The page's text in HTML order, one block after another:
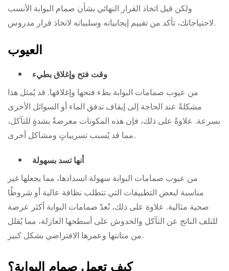
ولكن قبل اتخاذ القرار النهائي بشأن صمام البوابة الأنسب
لاحتياجاتك، تأكد من تقييم إيجابياته وسلبياته لاتخاذ قرار مدروس.
العيوب
وقت فتح وإغلاق بطيء
من عيوب صمامات البوابة بطء فتحها وإغلاقها. قد يُمثل هذا
مشكلةً عند الحاجة إلى إيقاف تدفق الماء أو السوائل الأخرى
بسرعة. علاوةً على ذلك، فإن هذه المكونات معرضةٌ بشدةٍ للتآكل،
مما قد يُسبب تسريباتٍ ومشاكل أخرى.
أنها تسد بسهولة
من عيوب صمامات البوابة سهولة انسدادها، مما يجعلها غير
مناسبة لبعض التطبيقات التي تتطلب نظافة عالية أو شروطًا
صحية مثالية. علاوة على ذلك، تُعدّ صمامات البوابة أكثر عرضة
للتلف الناتج عن التآكل والخدوش على أسطحها العازلة، مما يُقلل
من متانتها وعمرها الافتراضي بشكل كبير.
كيف تعمل صمام البوابة؟